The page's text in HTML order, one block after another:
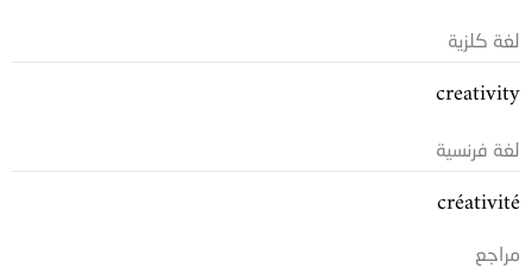
لغة كلزية
creativity
لغة فرنسية
créativité
مراجع